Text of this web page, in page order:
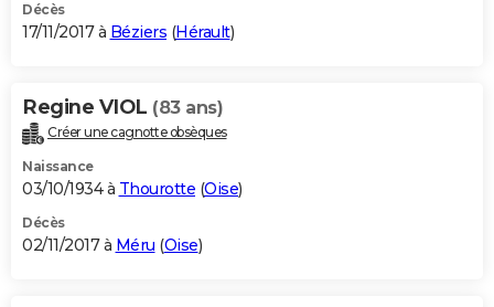
Décès
17/11/2017 à Béziers (Hérault)
Regine VIOL (83 ans)
Créer une cagnotte obsèques
Naissance
03/10/1934 à Thourotte (Oise)
Décès
02/11/2017 à Méru (Oise)